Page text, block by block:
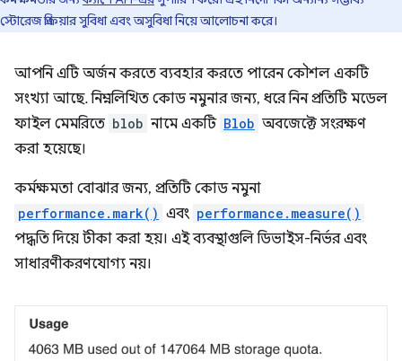
স্টোরেজ প্রক্রিয়ার সুবিধা এবং অসুবিধা নিয়ে আলোচনা করে।
আপনি এটি অর্জন করতে ব্যবহার করতে পারেন কৌশল একটি
সংখ্যা আছে. নিম্নলিখিত কোড নমুনার জন্য, ধরে নিন প্রতিটি মডেল
ফাইল মেমরিতে blob নামে একটি Blob অবজেক্টে সংরক্ষণ
করা হয়েছে।
কর্মক্ষমতা বোঝার জন্য, প্রতিটি কোড নমুনা
performance.mark() এবং performance.measure()
পদ্ধতি দিয়ে টীকা করা হয়। এই ব্যবস্থাগুলি ডিভাইস-নির্ভর এবং
সাধারণীকরণযোগ্য নয়।